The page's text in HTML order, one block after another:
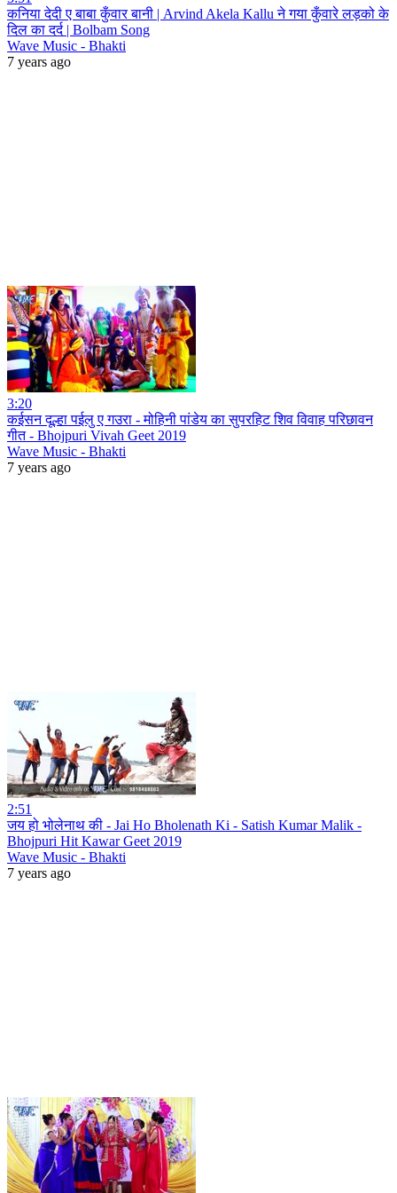
कनिया देदी ए बाबा कुँवार बानी | Arvind Akela Kallu ने गया कुँवारे लड़को के
दिल का दर्द | Bolbam Song
Wave Music - Bhakti
7 years ago
3:20
कईसन दूल्हा पईलु ए गउरा - मोहिनी पांडेय का सुपरहिट शिव विवाह परिछावन
गीत - Bhojpuri Vivah Geet 2019
Wave Music - Bhakti
7 years ago
2:51
जय हो भोलेनाथ की - Jai Ho Bholenath Ki - Satish Kumar Malik -
Bhojpuri Hit Kawar Geet 2019
Wave Music - Bhakti
7 years ago